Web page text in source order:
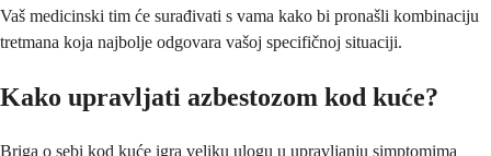
Vaš medicinski tim će surađivati s vama kako bi pronašli kombinaciju
tretmana koja najbolje odgovara vašoj specifičnoj situaciji.
Kako upravljati azbestozom kod kuće?
Briga o sebi kod kuće igra veliku ulogu u upravljanju simptomima